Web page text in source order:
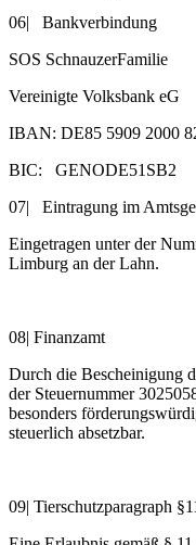
06| Bankverbindung
SOS SchnauzerFamilie
Vereinigte Volksbank eG
IBAN: DE85 5909 2000
BIC: GENODE51SB2
07| Eintragung im
Eingetragen unter der
Limburg an der Lahn.
08| Finanzamt
Durch die Bescheinigung
der Steuernummer
besonders
steuerlich absetzbar.
09| Tierschutzparagraph